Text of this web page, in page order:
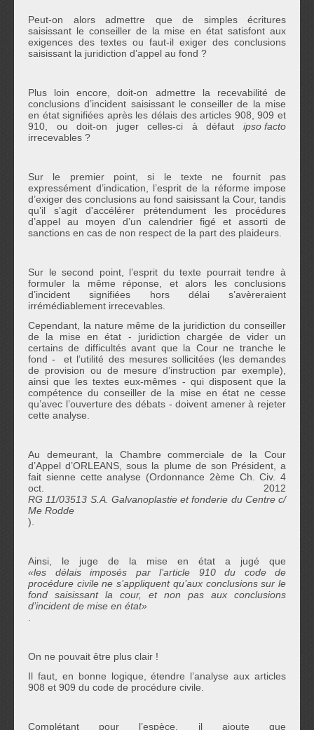
Peut-on alors admettre que de simples écritures
saisissant le conseiller de la mise en état satisfont aux
exigences des textes ou faut-il exiger des conclusions
saisissant la juridiction d’appel au fond ?
Plus loin encore, doit-on admettre la recevabilité de
conclusions d’incident saisissant le conseiller de la mise
en état signifiées après les délais des articles 908, 909 et
910, ou doit-on juger celles-ci à défaut ipso facto
irrecevables ?
Sur le premier point, si le texte ne fournit pas
expressément d’indication, l’esprit de la réforme impose
d’exiger des conclusions au fond saisissant la Cour, tandis
qu’il s’agit d'accélérer prétendument les procédures
d’appel au moyen d’un calendrier figé et assorti de
sanctions en cas de non respect de la part des plaideurs.
Sur le second point, l’esprit du texte pourrait tendre à
formuler la même réponse, et alors les conclusions
d’incident signifiées hors délai s’avèreraient
irrémédiablement irrecevables.
Cependant, la nature même de la juridiction du conseiller
de la mise en état - juridiction chargée de vider un
certains de difficultés avant que la Cour ne tranche le
fond - et l’utilité des mesures sollicitées (les demandes
de provision ou de mesure d’instruction par exemple)
ainsi que les textes eux-mêmes - qui disposent que la
compétence du conseiller de la mise en état ne cesse
qu’avec l’ouverture des débats - doivent amener à rejeter
cette analyse.
Au demeurant, la Chambre commerciale de la Cour
d’Appel d’ORLEANS, sous la plume de son Président, a
fait sienne cette analyse (Ordonnance 2ème Ch. Civ. 4
oct. 2012
RG 11/03513 S.A. Galvanoplastie et fonderie du Centre c/
Me Rodde
)
Ainsi, le juge de la mise en état a jugé que
«les délais imposés par l’article 910 du code de
procédure civile ne s’appliquent qu’aux conclusions sur le
fond saisissant la cour, et non pas aux conclusions
d’incident de mise en état»
On ne pouvait être plus clair !
Il faut, en bonne logique, étendre l’analyse aux articles
908 et 909 du code de procédure civile.
Complétant pour l’espèce, il ajoute que